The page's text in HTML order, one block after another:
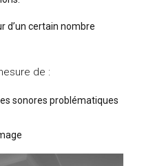
d’un certain nombre
de :
sonores problématiques